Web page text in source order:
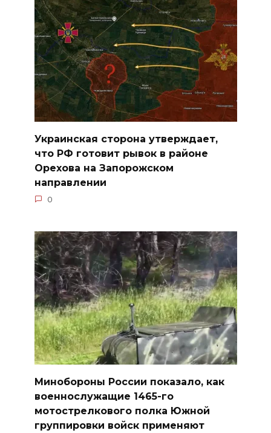
Украинская сторона утверждает,
что РФ готовит рывок в районе
Орехова на Запорожском
направлении
0
Минобороны России показало, как
военнослужащие 1465-го
мотострелкового полка Южной
группировки войск применяют